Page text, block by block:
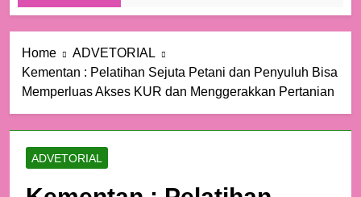
14 Jam Ago
Home
ADVETORIAL
Kementan : Pelatihan Sejuta Petani dan Penyuluh Bisa
ADVETORIAL